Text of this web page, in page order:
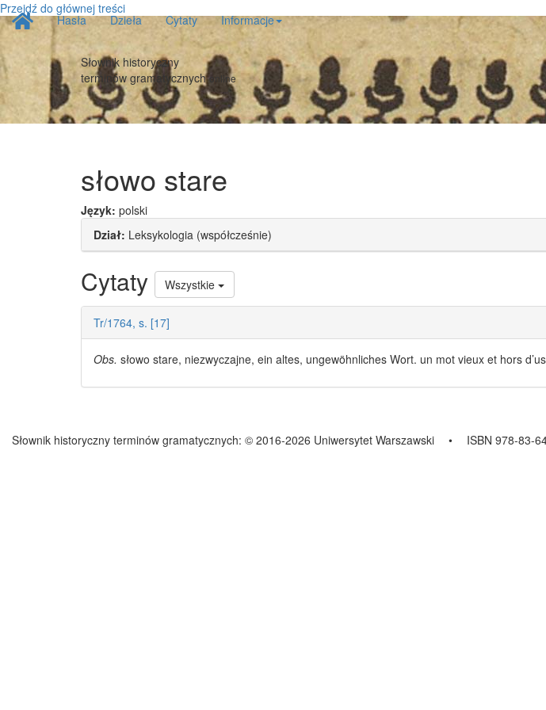
Przejdź do głównej treści
Strona
główna
Hasła Dzieła Cytaty Informacje
Słownik historyczny
terminów gramatycznychonline
słowo stare
Język: polski
Dział: Leksykologia (współcześnie)
Cytaty Wszystkie
Tr/1764, s. [17]
Obs. słowo stare, niezwyczajne, ein altes, ungewöhnliches Wort. un mot vieux et hors
Słownik historyczny terminów gramatycznych: © 2016-2026 Uniwersytet Warszawski • ISBN 978-83-